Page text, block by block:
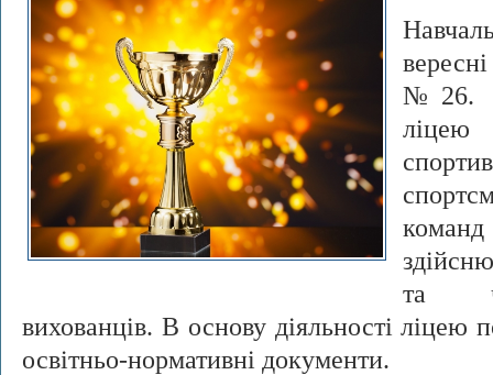
№26.
та
вихованців. В основу діяльності ліцею
освітньо-нормативні документи.